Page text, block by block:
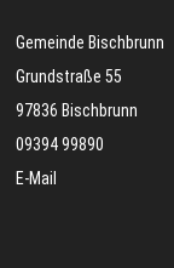
Gemeinde Bischbrunn
Grundstraße 55
97836 Bischbrunn
09394 99890
E-Mail